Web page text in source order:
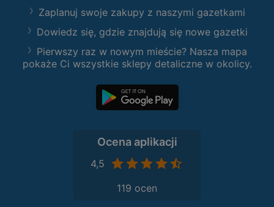
Zaplanuj swoje zakupy z naszymi gazetkami
Dowiedz się, gdzie znajdują się nowe gazetki
Pierwszy raz w nowym mieście? Nasza mapa
pokaże Ci wszystkie sklepy detaliczne w okolicy.
Ocena aplikacji
4,5
119 ocen